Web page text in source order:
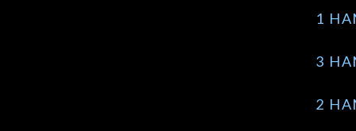
1
3
2